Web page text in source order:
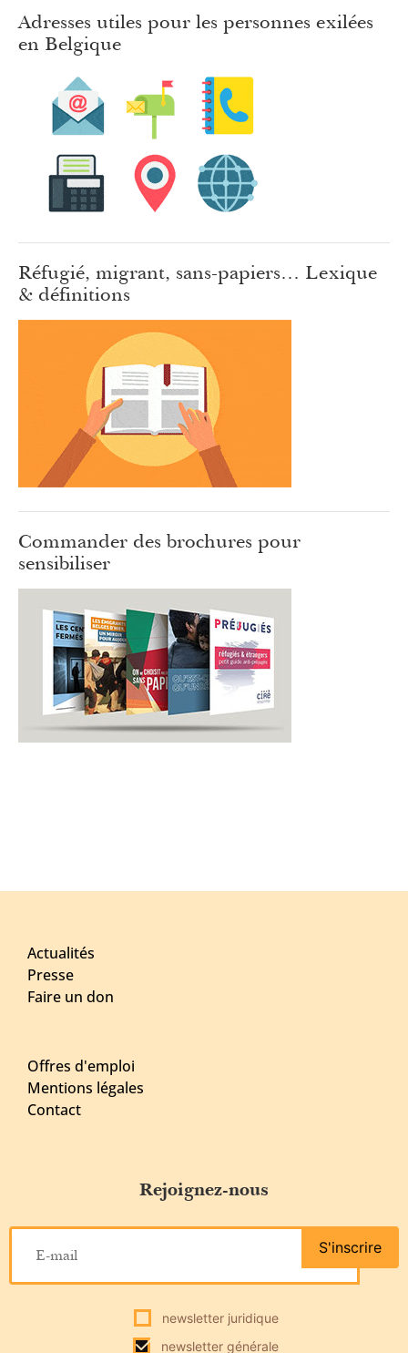
Adresses utiles pour les personnes exilées
en Belgique
Réfugié, migrant, sans-papiers… Lexique
& définitions
Commander des brochures pour
sensibiliser
Actualités
Presse
Faire un don
Offres d'emploi
Mentions légales
Contact
Rejoignez-nous
newsletter juridique
newsletter générale
S'inscrire